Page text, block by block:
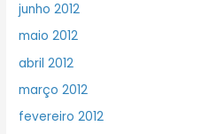
junho 2012
maio 2012
abril 2012
março 2012
fevereiro 2012